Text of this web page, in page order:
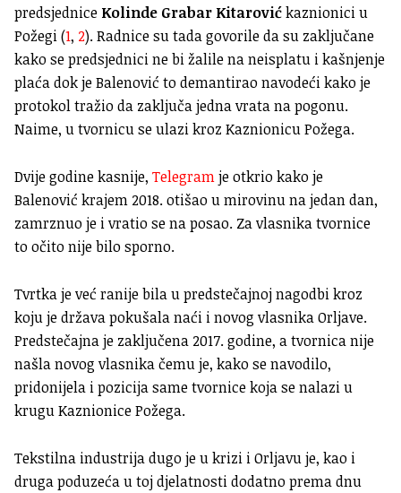
predsjednice Kolinde Grabar Kitarovićkaznionici u
Požegi (1, 2). Radnice su tada govorile da su zaključane
kako se predsjednici ne bi žalile na neisplatu i kašnjenje
plaća dok je Balenović to demantirao navodeći kako je
protokol tražio da zaključa jedna vrata na pogonu.
Naime, u tvornicu se ulazi kroz Kaznionicu Požega.
Dvije godine kasnije, Telegramje otkrio kako je
Balenović krajem 2018. otišao u mirovinu na jedan dan,
zamrznuo je i vratio se na posao. Za vlasnika tvornice
to očito nije bilo sporno.
Tvrtka je već ranije bila u predstečajnoj nagodbi kroz
koju je država pokušala naći i novog vlasnika Orljave.
Predstečajna je zaključena 2017. godine, a tvornica nije
našla novog vlasnika čemu je, kako se navodilo,
pridonijela i pozicija same tvornice koja se nalazi u
krugu Kaznionice Požega.
Tekstilna industrija dugo je u krizi i Orljavu je, kao i
druga poduzeća u toj djelatnosti dodatno prema dnu